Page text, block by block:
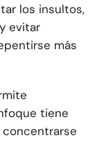
los insultos,
evitar
más
tiene